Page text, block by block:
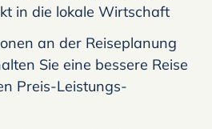
in die lokale Wirtschaft
an der Reiseplanung
Sie eine bessere Reise
Preis-Leistungs-